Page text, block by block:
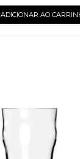
ADICIONAR AO